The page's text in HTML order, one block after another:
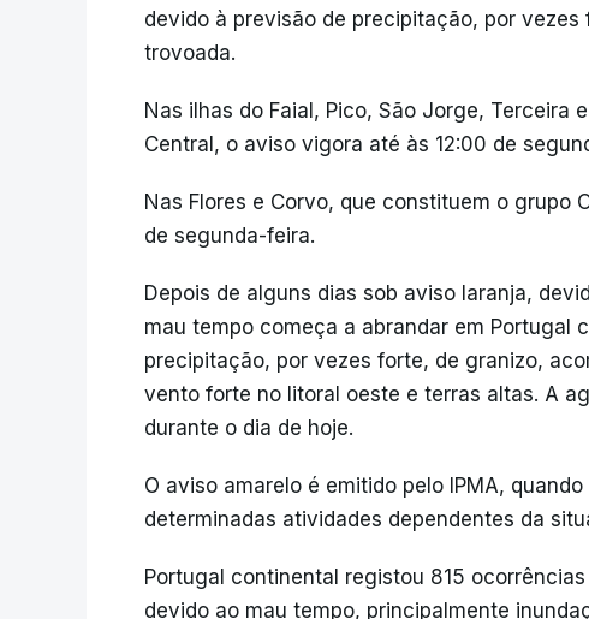
devido à previsão de precipitação, por
trovoada.
Nas ilhas do Faial, Pico, São Jorge, Terceira
Central, o aviso vigora até às 12:00 de
Nas Flores e Corvo, que constituem o
de segunda-feira.
Depois de alguns dias sob aviso laranja,
mau tempo começa a abrandar em Portugal
precipitação, por vezes forte, de granizo,
vento forte no litoral oeste e terras altas. A
durante o dia de hoje.
O aviso amarelo é emitido pelo IPMA,
determinadas atividades dependentes da
Portugal continental registou 815
devido ao mau tempo, principalmente